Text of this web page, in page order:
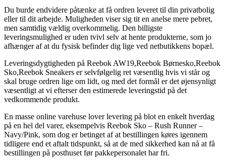
Du burde endvidere påtænke at få ordren leveret til din privatbolig
eller til dit arbejde. Muligheden viser sig tit en anelse mere pebret,
men samtidig vældig overkommelig. Den billigste
leveringsmulighed er uden tvivl selv at hente produkterne, som jo
afhænger af at du fysisk befinder dig lige ved netbutikkens bopæl.
Leveringsdygtigheden på Reebok AW19,Reebok Børnesko,Reebok
Sko,Reebok Sneakers er selvfølgelig ret væsentlig hvis vi står og
skal bruge ordren lige om lidt, og med det formål er det øjensynligt
væsentligt at vi efterser den estimerede leveringstid på det
vedkommende produkt.
En masse online varehuse lover levering på blot en enkelt hverdag
på en hel del varer, eksempelvis Reebok Sko – Rush Runner –
Navy/Pink, som dog er betinget af at bestillingen køres igennem
tidligere end et aftalt tidspunkt, så at de med sikkerhed kan nå at få
bestillingen på posthuset før pakkepersonalet har fri.